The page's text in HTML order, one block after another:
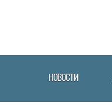
НОВОСТИ